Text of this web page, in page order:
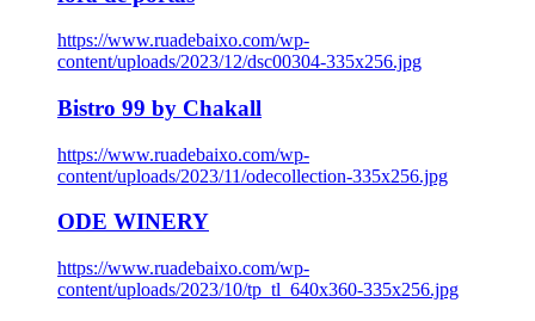
https://www.ruadebaixo.com/wp-
content/uploads/2023/12/dsc00304-335x256.jpg
Bistro 99 by Chakall
https://www.ruadebaixo.com/wp-
content/uploads/2023/11/odecollection-335x256.jpg
ODE WINERY
https://www.ruadebaixo.com/wp-
content/uploads/2023/10/tp_tl_640x360-335x256.jpg